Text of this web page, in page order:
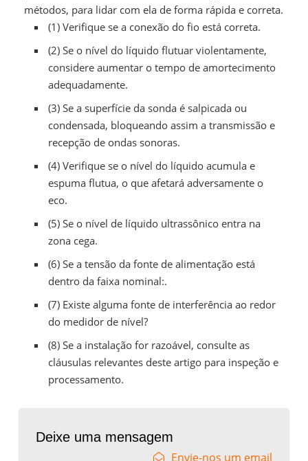
métodos, para lidar com ela de forma rápida e correta.
(1) Verifique se a conexão do fio está correta.
(2) Se o nível do líquido flutuar violentamente,
considere aumentar o tempo de amortecimento
adequadamente.
(3) Se a superfície da sonda é salpicada ou
condensada, bloqueando assim a transmissão e
recepção de ondas sonoras.
(4) Verifique se o nível do líquido acumula e
espuma flutua, o que afetará adversamente o
eco.
(5) Se o nível de líquido ultrassônico entra na
zona cega.
(6) Se a tensão da fonte de alimentação está
dentro da faixa nominal:.
(7) Existe alguma fonte de interferência ao redor
do medidor de nível?
(8) Se a instalação for razoável, consulte as
cláusulas relevantes deste artigo para inspeção e
processamento.
Deixe uma mensagem
Envie-nos um email